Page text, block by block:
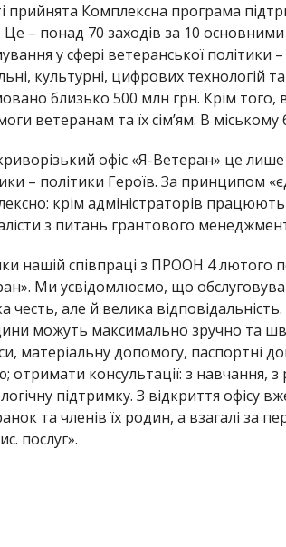
прийнята Комплексна програма
Це – понад 70 заходів за 10
у сфері ветеранської політики –
культурні, цифрових технологій
близько 500 млн грн. Крім того,
ветеранам та їх сім’ям. В
офіс «Я-Ветеран» це
– політики Героїв. За принципом
крім адміністраторів працюють
з питань грантового
нашій співпраці з ПРООН 4 лютого
Ми усвідомлюємо, що
честь, але й велика
можуть максимально зручно та
матеріальну допомогу, паспортні
отримати консультації: з навчання, з
підтримку. З відкриття офісу
та членів їх родин, а взагалі за
послуг».